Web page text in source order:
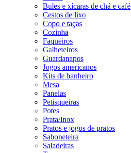
Bules e xícaras de chá e café
Cestos de lixo
Copo e taças
Cozinha
Faqueiros
Galheteiros
Guardanapos
Jogos americanos
Kits de banheiro
Mesa
Panelas
Petisqueiras
Potes
Prata/Inox
Pratos e jogos de pratos
Saboneteira
Saladeiras